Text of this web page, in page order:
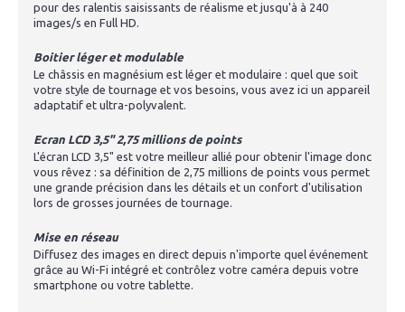
pour des ralentis saisissants de réalisme et jusqu'à à 240
images/s en Full HD.
Boitier léger et modulable
Le châssis en magnésium est léger et modulaire : quel que soit
votre style de tournage et vos besoins, vous avez ici un appareil
adaptatif et ultra-polyvalent.
Ecran LCD 3,5" 2,75 millions de points
L'écran LCD 3,5" est votre meilleur allié pour obtenir l'image donc
vous rêvez : sa définition de 2,75 millions de points vous permet
une grande précision dans les détails et un confort d'utilisation
lors de grosses journées de tournage.
Mise en réseau
Diffusez des images en direct depuis n'importe quel événement
grâce au Wi-Fi intégré et contrôlez votre caméra depuis votre
smartphone ou votre tablette.